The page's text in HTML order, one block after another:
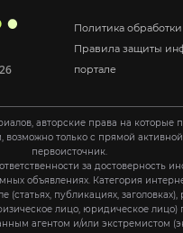
Политика
Правила защиты
портале
авторские права на которые
возможно только с прямой
первоисточник.
за достоверность
объявлениях. Категория
(статьях, публикациях,
лицо, юридическое лицо)
агентом и/или экстремистом